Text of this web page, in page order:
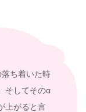
ち着いた時
そしてそのα
上がると言